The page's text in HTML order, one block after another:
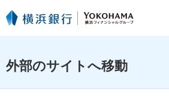
外部のサイトへ移動